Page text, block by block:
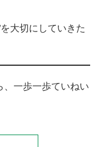
大切にしていきた
一歩一歩ていねい